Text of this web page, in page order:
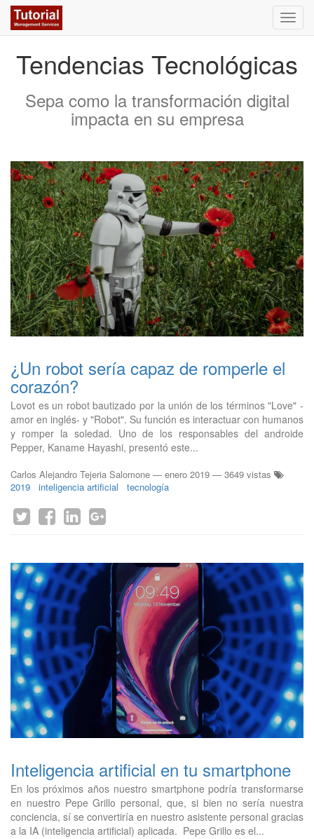
Tendencias Tecnológicas
Sepa como la transformación digital
impacta en su empresa
¿Un robot sería capaz de romperle el
corazón?
Lovot es un robot bautizado por la unión de los términos "Love" -
amor en inglés- y "Robot". Su función es interactuar con humanos
y romper la soledad. Uno de los responsables del androide
Pepper, Kaname Hayashi, presentó este...
Carlos Alejandro Tejeria Salomone — enero 2019 — 3649 vistas
2019
inteligencia artificial tecnología
Inteligencia artificial en tu smartphone
En los próximos años nuestro smartphone podría transformarse
en nuestro Pepe Grillo personal, que, si bien no sería nuestra
conciencia, sí se convertiría en nuestro asistente personal gracias
a la IA (inteligencia artificial) aplicada. Pepe Grillo es el...